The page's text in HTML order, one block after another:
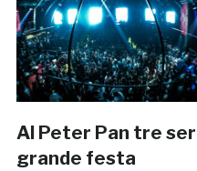
Al Peter Pan tre
grande festa